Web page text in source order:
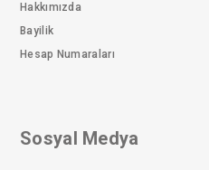
Hakkımızda
Bayilik
Hesap Numaraları
Sosyal Medya